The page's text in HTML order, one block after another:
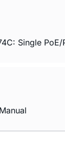
Single